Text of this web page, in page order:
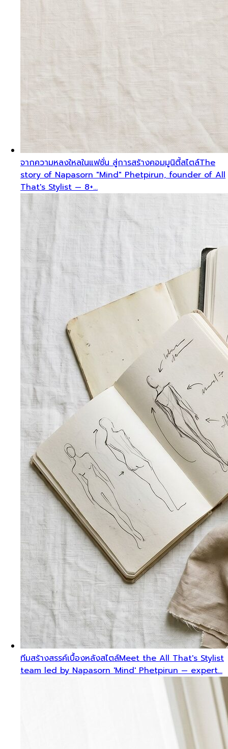
จากความหลงใหลในแฟชั่น สู่การสร้างคอมมูนิตี้สไตล์The
story of Napasorn "Mind" Phetpirun, founder of All
That's Stylist — 8+…
ทีมสร้างสรรค์เบื้องหลังสไตล์Meet the All That's Stylist
team led by Napasorn 'Mind' Phetpirun — expert…